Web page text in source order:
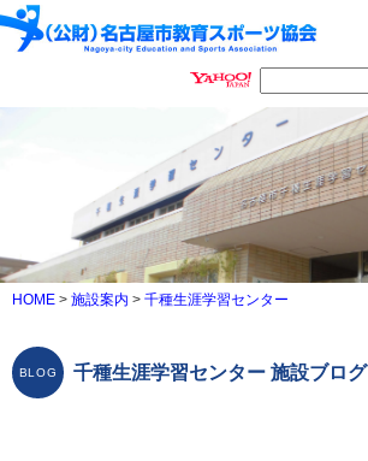
HOME > 施設案内 > 千種生涯学習センター
千種生涯学習センター 施設ブログ